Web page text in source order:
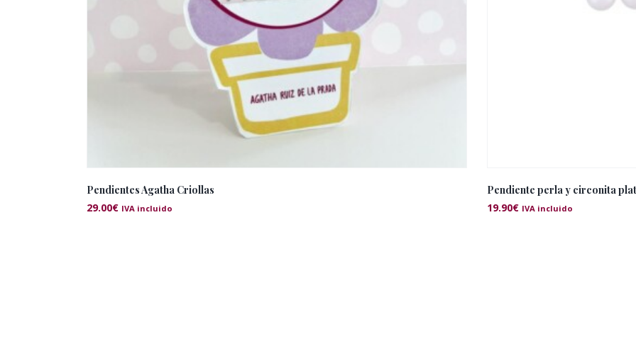
Pendientes Agatha Criollas
29.00€ IVA incluido
Pendiente perla y circonita
19.90€ IVA incluido